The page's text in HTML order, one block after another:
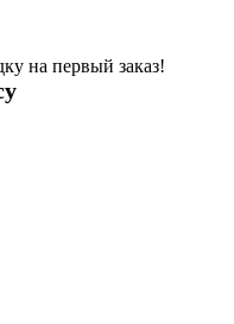
на первый заказ!